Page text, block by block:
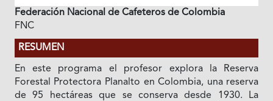
Federación Nacional de Cafeteros de Colombia
FNC
RESUMEN
En este programa el profesor explora la Reserva
Forestal Protectora Planalto en Colombia, una reserva
de 95 hectáreas que se conserva desde 1930. La